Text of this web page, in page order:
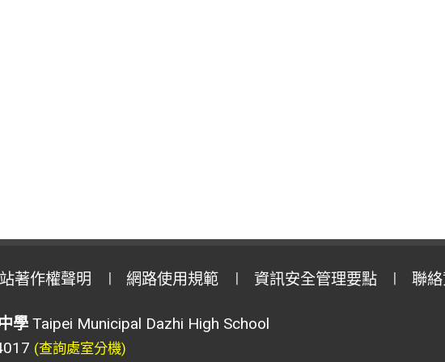
著作權聲明 網路使用規範 資訊安全管理要點 聯
學Taipei Municipal Dazhi High School
(查詢處室分機)